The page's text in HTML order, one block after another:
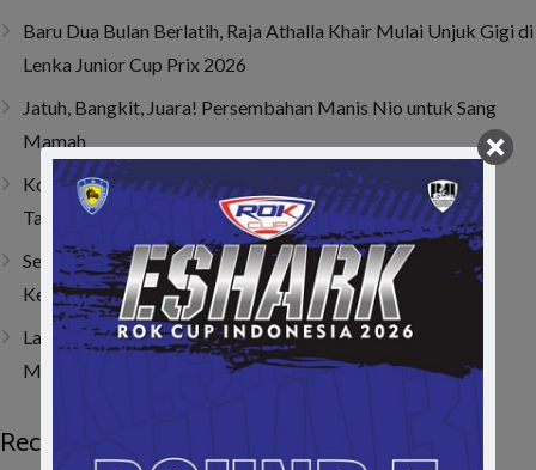
Baru Dua Bulan Berlatih, Raja Athalla Khair Mulai Unjuk Gigi di
Lenka Junior Cup Prix 2026
Jatuh, Bangkit, Juara! Persembahan Manis Nio untuk Sang
Mamah
Kombinasi Senior dan Junior, SAV Motor Sport Optimis
Taklukkan Musim 2026
Sempat Tembus Tiga Besar, Kendala Engine Bikin Gio
Kehilangan Momentum di Lenka Junior Cup Prix 2026
Last Corner Overtake! Muhammad FA Wibowo Kibarkan
Merah Putih di Italia
Recent Posts